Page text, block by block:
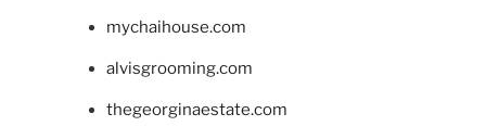
mychaihouse.com
alvisgrooming.com
thegeorginaestate.com